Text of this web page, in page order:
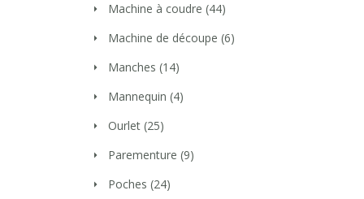
Machine à coudre (44)
Machine de découpe (6)
Manches (14)
Mannequin (4)
Ourlet (25)
Parementure (9)
Poches (24)